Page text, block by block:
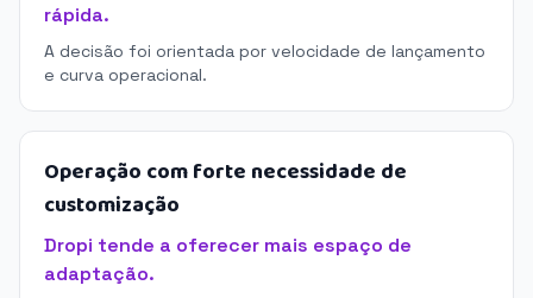
rápida.
A decisão foi orientada por velocidade de lançamento
e curva operacional.
Operação com forte necessidade de
customização
Dropi tende a oferecer mais espaço de
adaptação.